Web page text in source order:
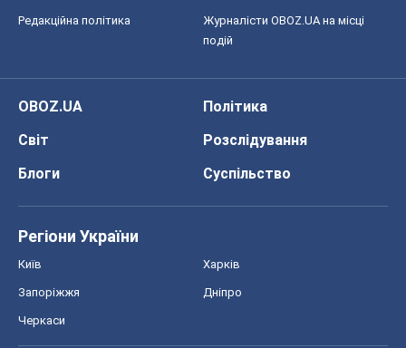
Редакційна політика
Журналісти OBOZ.UA на місці
подій
OBOZ.UA
Політика
Світ
Розслідування
Блоги
Суспільство
Регіони України
Київ Харків
Запоріжжя Дніпро
Черкаси